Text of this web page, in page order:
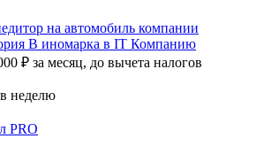
на автомобиль компании
B иномарка в IT Компанию
₽ за месяц, до вычета налогов
неделю
PRO